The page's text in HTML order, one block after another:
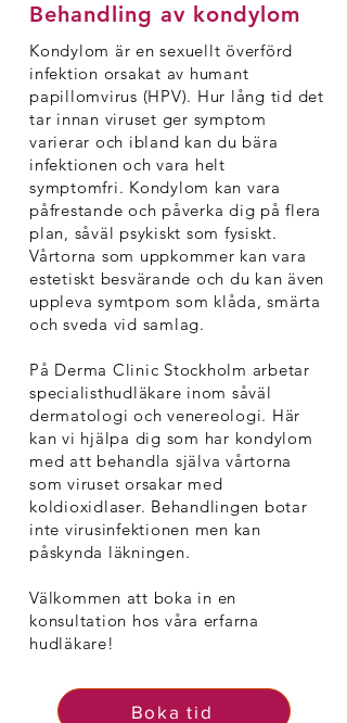
Behandling av kondylom
Kondylom är en sexuellt överförd
infektion orsakat av humant
papillomvirus (HPV). Hur lång tid det
tar innan viruset ger symptom
varierar och ibland kan du bära
infektionen och vara helt
symptomfri. Kondylom kan vara
påfrestande och påverka dig på flera
plan, såväl psykiskt som fysiskt.
Vårtorna som uppkommer kan vara
estetiskt besvärande och du kan även
uppleva symtpom som klåda, smärta
och sveda vid samlag.
På Derma Clinic Stockholm arbetar
specialisthudläkare inom såväl
dermatologi och venereologi. Här
kan vi hjälpa dig som har kondylom
med att behandla själva vårtorna
som viruset orsakar med
koldioxidlaser. Behandlingen botar
inte virusinfektionen men kan
påskynda läkningen.
Välkommen att boka in en
konsultation hos våra erfarna
hudläkare!
Boka tid